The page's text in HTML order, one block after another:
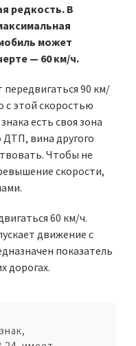
редкость. В
может
— 60 км/ч.
90 км/
с этой скоростью
есть своя зона
ДТП, вина другого
Чтобы не
скорости,
60 км/ч.
движение с
показатель
дорогах.